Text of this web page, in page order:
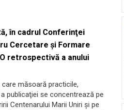
în cadrul Conferinţei
Cercetare şi Formare
retrospectivă a anului
măsoară practicile,
publicaţiei se concentrează pe
Centenarului Marii Uniri şi pe